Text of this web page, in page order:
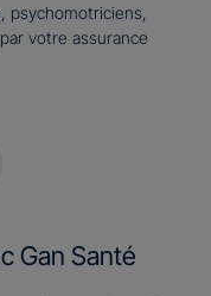
psychomotriciens,
votre assurance
Gan Santé